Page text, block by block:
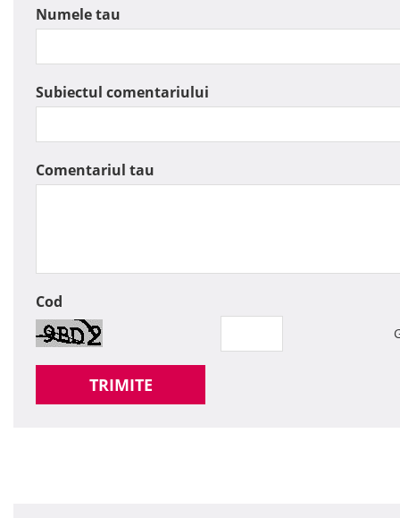
Numele tau
Subiectul comentariului
Comentariul tau
Cod
TRIMITE